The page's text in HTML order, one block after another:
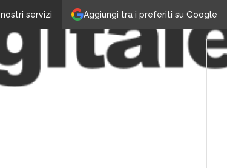
Aggiungi tra i preferiti su Google
I nostri servizi